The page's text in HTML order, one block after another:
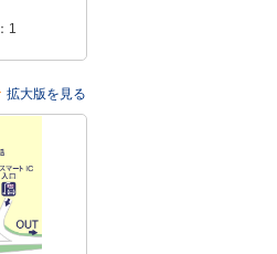
1
拡大版を見る